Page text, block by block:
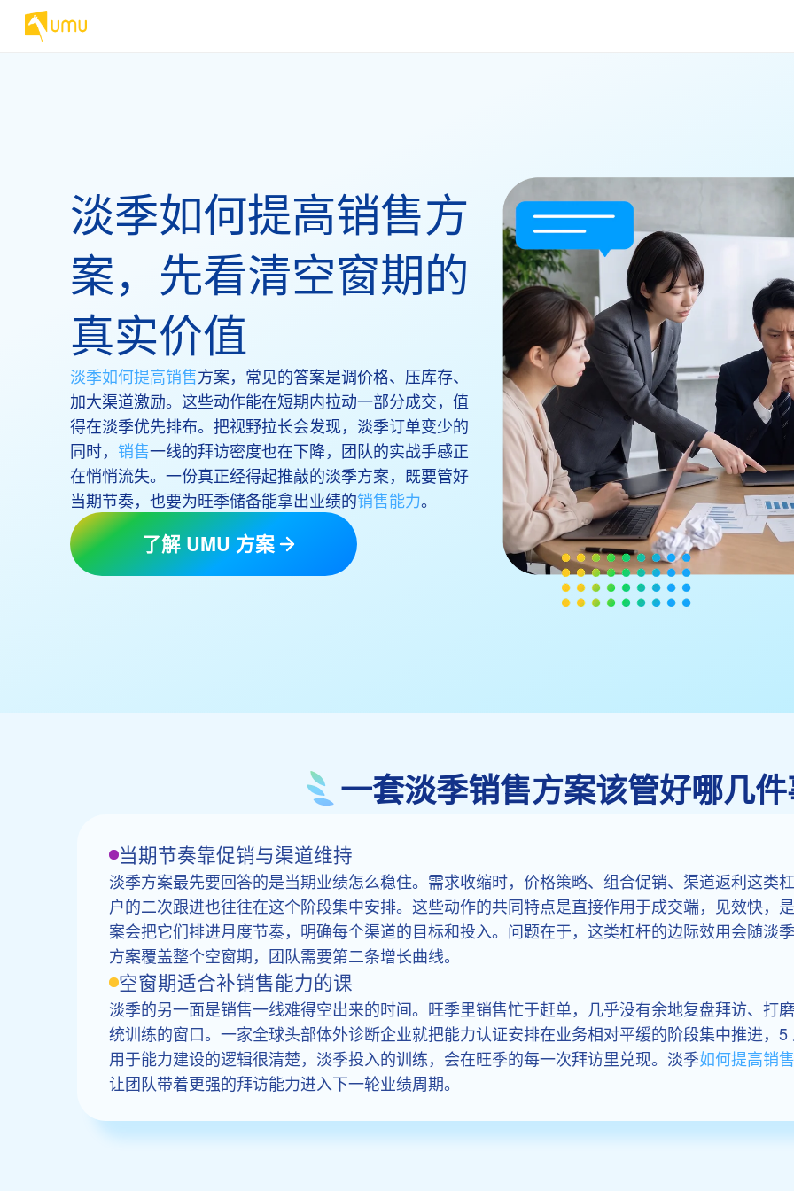
淡季如何提高销售方
案，先看清空窗期的
真实价值
淡季如何提高销售方案，常见的答案是调价格、压库存、
加大渠道激励。这些动作能在短期内拉动一部分成交，值
得在淡季优先排布。把视野拉长会发现，淡季订单变少的
同时， 销售一线的拜访密度也在下降，团队的实战手感正
在悄悄流失。一份真正经得起推敲的淡季方案，既要管好
当期节奏，也要为旺季储备能拿出业绩的销售能力。
了解 UMU 方案
一套淡季销售方案该管好哪几
当期节奏靠促销与渠道维持
淡季方案最先要回答的是当期业绩怎么稳住。需求收缩时，价格策略、组合促销、渠道返利这类
户的二次跟进也往往在这个阶段集中安排。这些动作的共同特点是直接作用于成交端，见效快，
案会把它们排进月度节奏，明确每个渠道的目标和投入。问题在于，这类杠杆的边际效用会随淡
方案覆盖整个空窗期，团队需要第二条增长曲线。
空窗期适合补销售能力的课
淡季的另一面是销售一线难得空出来的时间。旺季里销售忙于赶单，几乎没有余地复盘拜访、打
统训练的窗口。一家全球头部体外诊断企业就把能力认证安排在业务相对平缓的阶段集中推进，
用于能力建设的逻辑很清楚，淡季投入的训练，会在旺季的每一次拜访里兑现。淡季如何提高销售
让团队带着更强的拜访能力进入下一轮业绩周期。